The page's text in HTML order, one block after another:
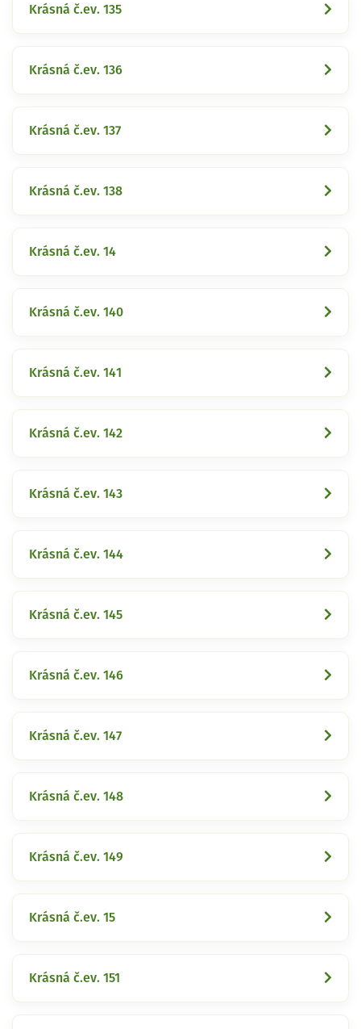
Krásná č.ev. 135
Krásná č.ev. 136
Krásná č.ev. 137
Krásná č.ev. 138
Krásná č.ev. 14
Krásná č.ev. 140
Krásná č.ev. 141
Krásná č.ev. 142
Krásná č.ev. 143
Krásná č.ev. 144
Krásná č.ev. 145
Krásná č.ev. 146
Krásná č.ev. 147
Krásná č.ev. 148
Krásná č.ev. 149
Krásná č.ev. 15
Krásná č.ev. 151